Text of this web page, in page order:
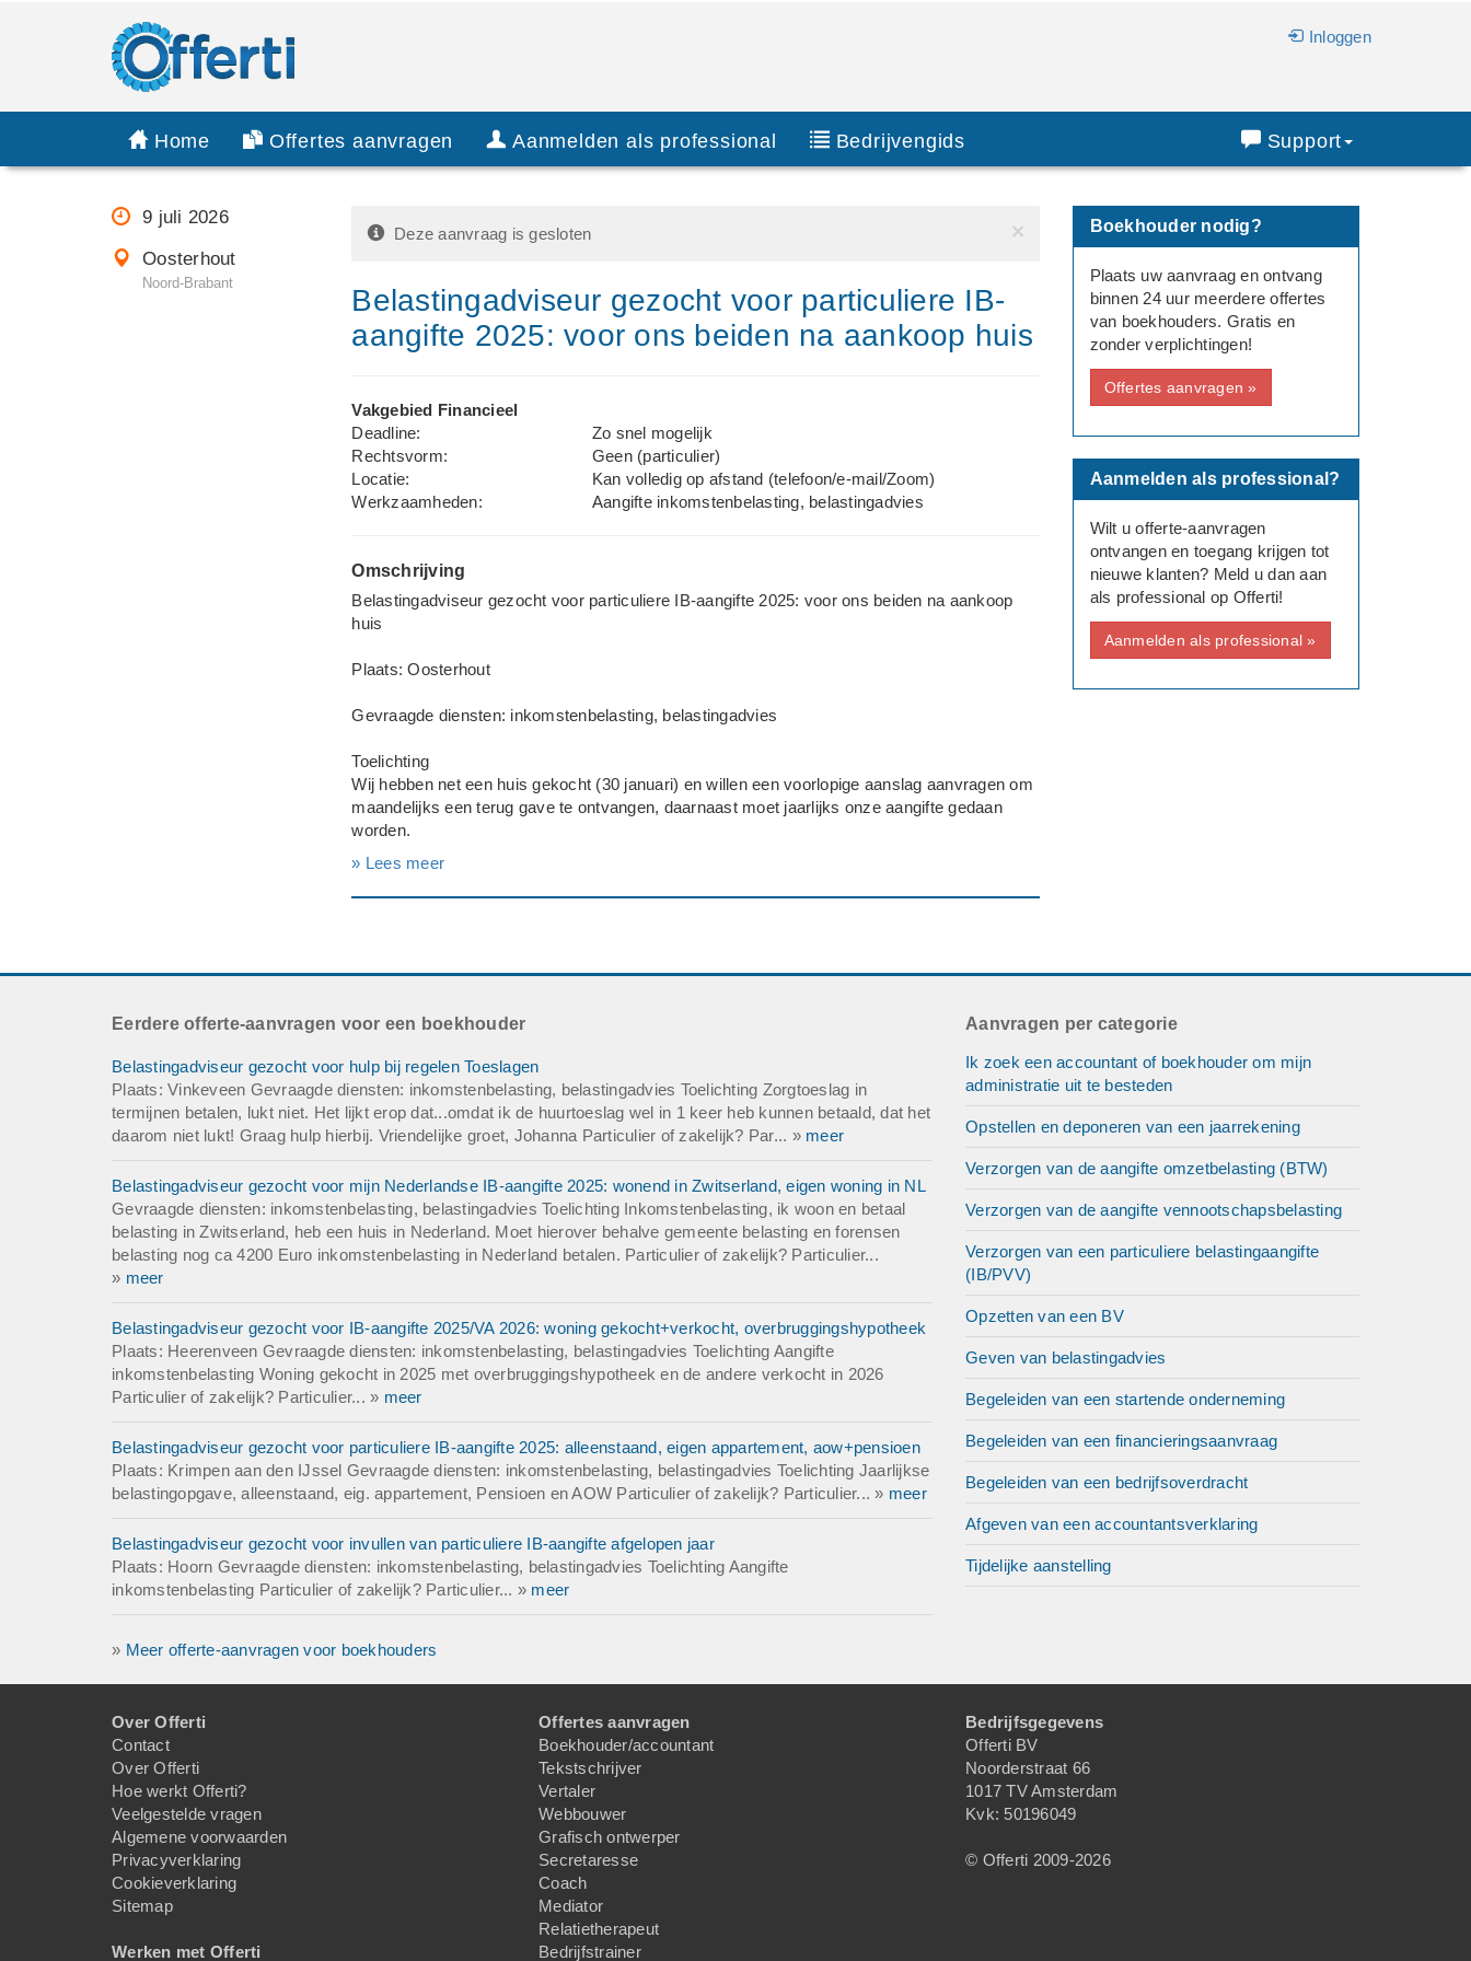
Inloggen
Home Offertes aanvragen Aanmelden als professional Bedrijvengids Support
9 juli 2026
Oosterhout
Noord-Brabant
×
Deze aanvraag is gesloten
Belastingadviseur gezocht voor particuliere IB-
aangifte 2025: voor ons beiden na aankoop huis
Vakgebied Financieel
Deadline:
Zo snel mogelijk
Rechtsvorm:
Geen (particulier)
Locatie:
Kan volledig op afstand (telefoon/e-mail/Zoom)
Werkzaamheden:
Aangifte inkomstenbelasting, belastingadvies
Omschrijving
Belastingadviseur gezocht voor particuliere IB-aangifte 2025: voor ons beiden na aankoop
huis
Plaats: Oosterhout
Gevraagde diensten: inkomstenbelasting, belastingadvies
Toelichting
Wij hebben net een huis gekocht (30 januari) en willen een voorlopige aanslag aanvragen om
maandelijks een terug gave te ontvangen, daarnaast moet jaarlijks onze aangifte gedaan
worden.
» Lees meer
Boekhouder nodig?
Plaats uw aanvraag en ontvang
binnen 24 uur meerdere offertes
van boekhouders. Gratis en
zonder verplichtingen!
Offertes aanvragen »
Aanmelden als professional?
Wilt u offerte-aanvragen
ontvangen en toegang krijgen tot
nieuwe klanten? Meld u dan aan
als professional op Offerti!
Aanmelden als professional »
Eerdere offerte-aanvragen voor een boekhouder
Belastingadviseur gezocht voor hulp bij regelen Toeslagen
Plaats: Vinkeveen Gevraagde diensten: inkomstenbelasting, belastingadvies Toelichting Zorgtoeslag in
termijnen betalen, lukt niet. Het lijkt erop dat...omdat ik de huurtoeslag wel in 1 keer heb kunnen betaald, dat het
daarom niet lukt! Graag hulp hierbij. Vriendelijke groet, Johanna Particulier of zakelijk? Par... » meer
Belastingadviseur gezocht voor mijn Nederlandse IB-aangifte 2025: wonend in Zwitserland, eigen woning in NL
Gevraagde diensten: inkomstenbelasting, belastingadvies Toelichting Inkomstenbelasting, ik woon en betaal
belasting in Zwitserland, heb een huis in Nederland. Moet hierover behalve gemeente belasting en forensen
belasting nog ca 4200 Euro inkomstenbelasting in Nederland betalen. Particulier of zakelijk? Particulier...
» meer
Belastingadviseur gezocht voor IB-aangifte 2025/VA 2026: woning gekocht+verkocht, overbruggingshypotheek
Plaats: Heerenveen Gevraagde diensten: inkomstenbelasting, belastingadvies Toelichting Aangifte
inkomstenbelasting Woning gekocht in 2025 met overbruggingshypotheek en de andere verkocht in 2026
Particulier of zakelijk? Particulier... » meer
Belastingadviseur gezocht voor particuliere IB-aangifte 2025: alleenstaand, eigen appartement, aow+pensioen
Plaats: Krimpen aan den IJssel Gevraagde diensten: inkomstenbelasting, belastingadvies Toelichting Jaarlijkse
belastingopgave, alleenstaand, eig. appartement, Pensioen en AOW Particulier of zakelijk? Particulier... » meer
Belastingadviseur gezocht voor invullen van particuliere IB-aangifte afgelopen jaar
Plaats: Hoorn Gevraagde diensten: inkomstenbelasting, belastingadvies Toelichting Aangifte
inkomstenbelasting Particulier of zakelijk? Particulier... » meer
» Meer offerte-aanvragen voor boekhouders
Aanvragen per categorie
Ik zoek een accountant of boekhouder om mijn
administratie uit te besteden
Opstellen en deponeren van een jaarrekening
Verzorgen van de aangifte omzetbelasting (BTW)
Verzorgen van de aangifte vennootschapsbelasting
Verzorgen van een particuliere belastingaangifte
(IB/PVV)
Opzetten van een BV
Geven van belastingadvies
Begeleiden van een startende onderneming
Begeleiden van een financieringsaanvraag
Begeleiden van een bedrijfsoverdracht
Afgeven van een accountantsverklaring
Tijdelijke aanstelling
Over Offerti
Contact
Over Offerti
Hoe werkt Offerti?
Veelgestelde vragen
Algemene voorwaarden
Privacyverklaring
Cookieverklaring
Sitemap
Werken met Offerti
Offertes aanvragen
Boekhouder/accountant
Tekstschrijver
Vertaler
Webbouwer
Grafisch ontwerper
Secretaresse
Coach
Mediator
Relatietherapeut
Bedrijfstrainer
Bedrijfsgegevens
Offerti BV
Noorderstraat 66
1017 TV Amsterdam
Kvk: 50196049
© Offerti 2009-2026